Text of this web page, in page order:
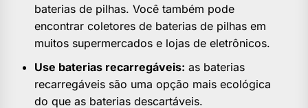
baterias de pilhas. Você também pode
encontrar coletores de baterias de pilhas em
muitos supermercados e lojas de eletrônicos.
Use baterias recarregáveis: as baterias
recarregáveis ​​são uma opção mais ecológica
do que as baterias descartáveis.